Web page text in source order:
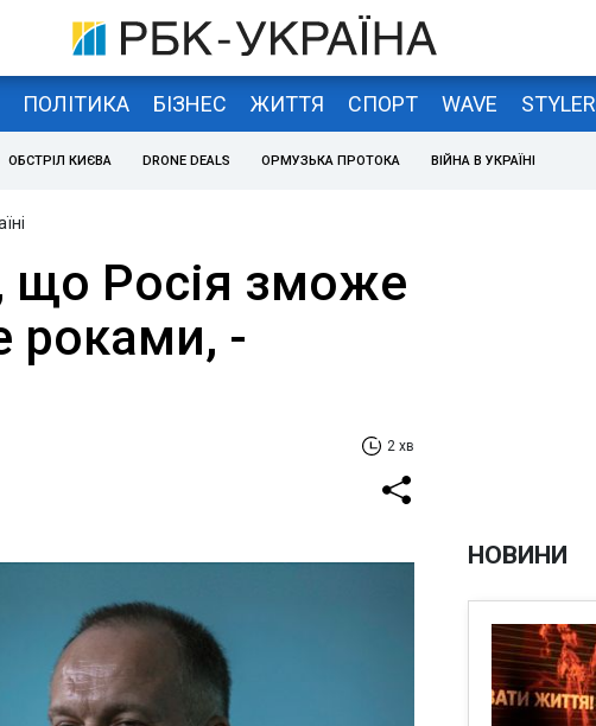
ПОЛІТИКА БІЗНЕС ЖИТТЯ СПОРТ WAVE STYLER
ОБСТРІЛ КИЄВА DRONE DEALS ОРМУЗЬКА ПРОТОКА ВІЙНА В УКРАЇНІ
що Росія зможе
роками, -
2 хв
НОВИНИ